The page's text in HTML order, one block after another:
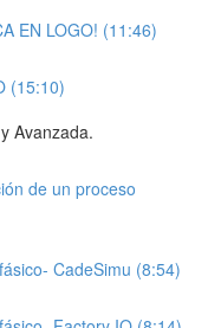
EN LOGO! (11:46)
(15:10)
Avanzada.
de un proceso
CadeSimu (8:54)